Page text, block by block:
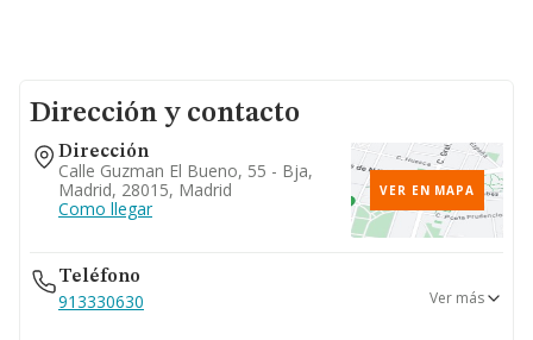
Dirección y contacto
Dirección
Calle Guzman El Bueno, 55 - Bja,
Madrid, 28015, Madrid
Como llegar
VER EN MAPA
Teléfono
913330630 Ver más